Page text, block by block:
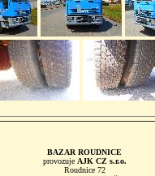
BAZAR ROUDNICE
provozuje AJK CZ s.r.o.
Roudnice 72